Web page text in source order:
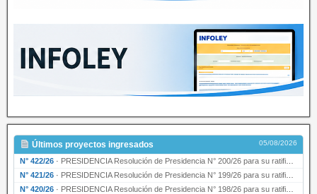
Últimos proyectos ingresados 05/08/2026
N° 422/26 · PRESIDENCIA Resolución de Presidencia N° 200/26 para su ratificación.
N° 421/26 · PRESIDENCIA Resolución de Presidencia N° 199/26 para su ratificación.
N° 420/26 · PRESIDENCIA Resolución de Presidencia N° 198/26 para su ratificación.